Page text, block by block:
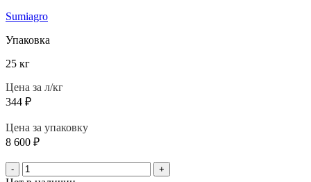
Sumiagro
Упаковка
25 кг
Цена за л/кг
344 ₽
Цена за упаковку
8 600 ₽
- +